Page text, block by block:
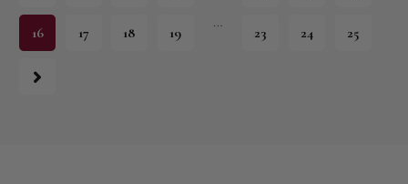
16 17 18 19
…
23 24 25